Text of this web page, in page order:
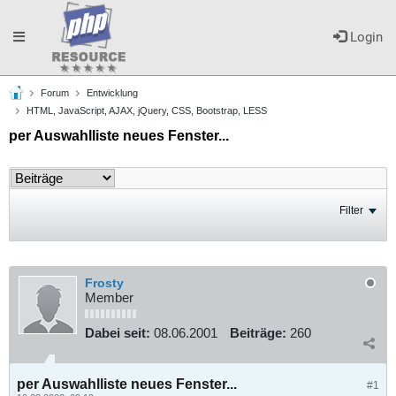
Login
Toggle
navigation
Forum
Entwicklung
HTML, JavaScript, AJAX, jQuery, CSS, Bootstrap, LESS
per Auswahlliste neues Fenster...
Filter
Frosty
Member
Dabei seit: 08.06.2001 Beiträge: 260
#1
per Auswahlliste neues Fenster...